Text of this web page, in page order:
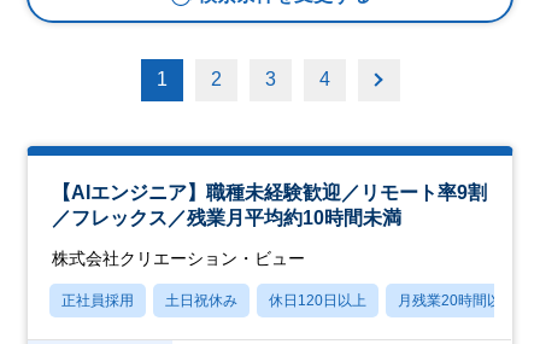
1 2 3 4
【AIエンジニア】職種未経験歓迎／リモート率9割
／フレックス／残業月平均約10時間未満
株式会社クリエーション・ビュー
正社員採用 土日祝休み 休日120日以上 月残業20時間以内